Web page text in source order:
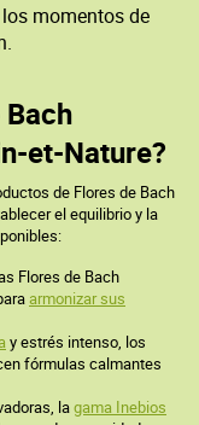
momentos de
et-Nature?
de Flores de Bach
el equilibrio y la
Flores de Bach
armonizar sus
y estrés intenso, los
fórmulas calmantes
lagama Inebios